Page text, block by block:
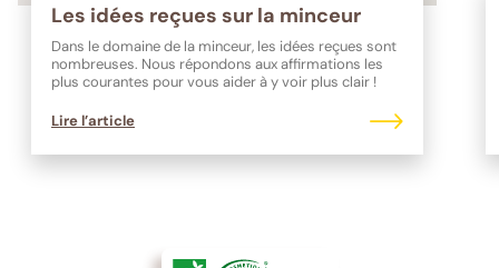
Les idées reçues sur la minceur
Dans le domaine de la minceur, les idées reçues sont
nombreuses. Nous répondons aux affirmations les
plus courantes pour vous aider à y voir plus clair !
Lire l’article